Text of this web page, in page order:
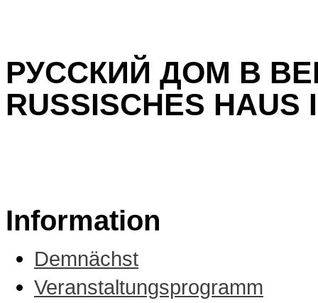
РУССКИЙ ДОМ В
RUSSISCHES HAUS
Information
Demnächst
Veranstaltungsprogramm